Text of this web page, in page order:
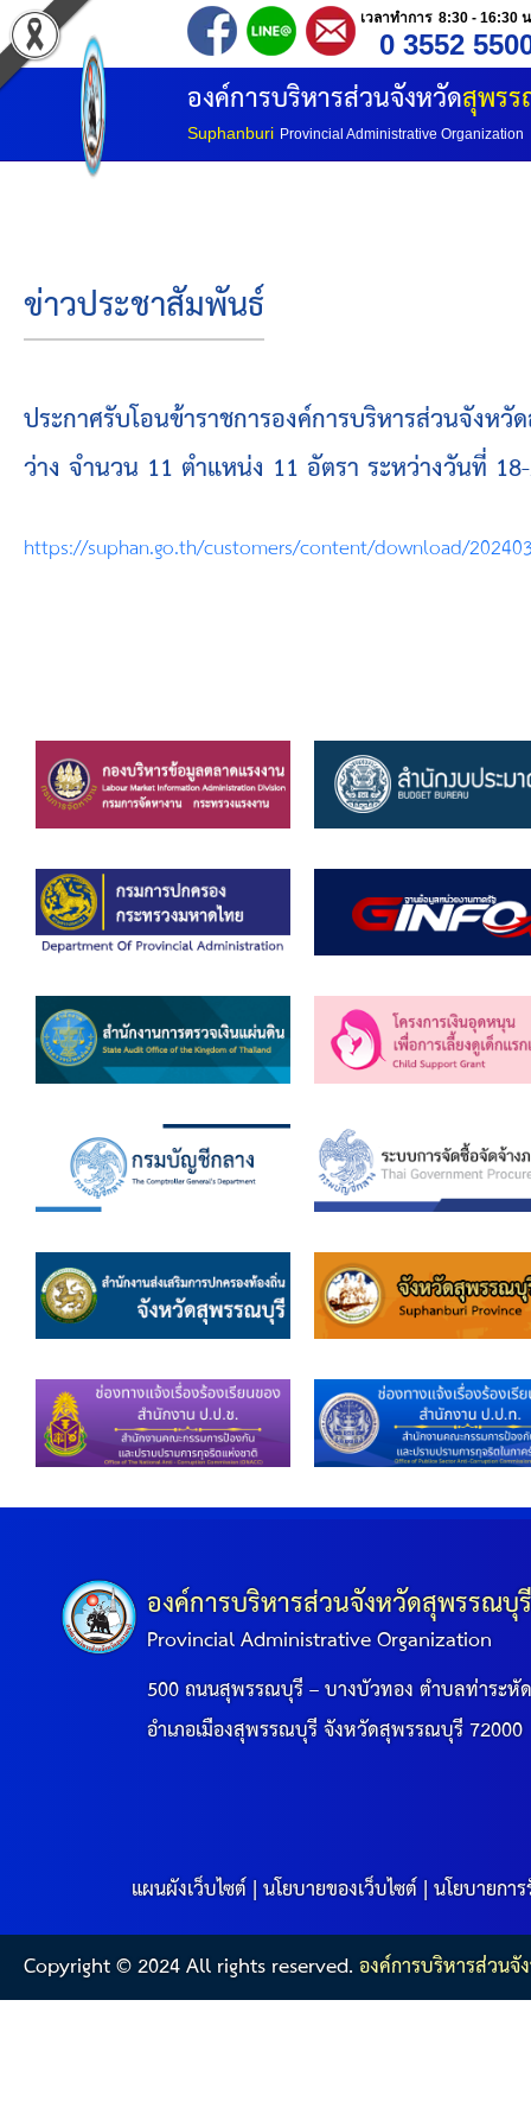
เวลาทำการ 8:30 - 16:30
0 3552
องค์การบริหารส่วนจังหวัดสุพร
Suphanburi Provincial Administrative Organization
หน้าแรก
ประวัติ อบจ
โครงสร้างองค์กร
โครงสร้างการแบ่งส่วนราชการ
วิสัยทัศน์
ยุทธศาสตร์การพัฒนา
กิจกรรม
ข่าวประชาสัมพันธ์
ประกาศจัดซื้อ-จัดจ้าง
ประกาศจัดซื้อ-จัดจ้างภาครัฐ
รายงานผู้ใช้บริการกล้อง CCTV
ข้อมูลการเลือกตั้ง
นโยบายคุ้มครองข้อมูลส่วนบุคคล
ผลงาน
มาตรฐานกำหนดตำแหน่ง
VDO Present
ประกาศแผนการจัดซื้อจัดจ้าง
ประกาศแผนการจัดหาพัสดุ
สรุปผลการดำเนินงานจัดซื้อจัดจ้างในรอบเดือน (สข
ประกาศผู้ชนะการเสนอราคา
ประกาศราคากลาง
ยกเลิกประกาศเชิญชวน
ยกเลิกประกาศผู้ชนะ
เปลี่ยนแปลงประกาศผู้ชนะ
ข่าวประชาสัมพันธ์
ประกาศรับโอนข้าราชการองค์การบริหารส่วนจังห
ว่าง จำนวน 11 ตำแหน่ง 11 อัตรา ระหว่างวันที่
https://suphan.go.th/customers/content/download/
องค์การบริหารส่วนจังหวัดสุพรรณบุ
Provincial Administrative Organization
500 ถนนสุพรรณบุรี – บางบัวทอง ตำบลท่าระหั
อำเภอเมืองสุพรรณบุรี จังหวัดสุพรรณบุรี 72000
แผนผังเว็บไซต์|นโยบายของเว็บไซต์|นโยบายกา
Copyright © 2024 All rights reserved.องค์การบริหารส่วน